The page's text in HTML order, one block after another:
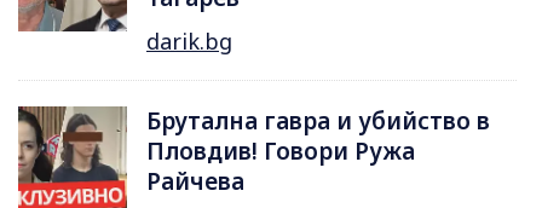
darik.bg
Брутална гавра и убийство в
Пловдив! Говори Ружа
Райчева